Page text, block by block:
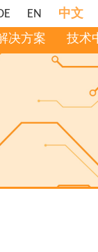
EN 中文
决方案 技术